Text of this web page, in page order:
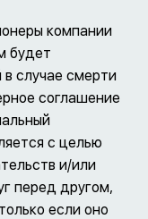
компании
будет
случае смерти
соглашение
с целью
и/или
перед другом,
если оно